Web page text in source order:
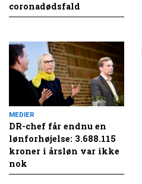
coronadødsfald
MEDIER
DR-chef får endnu en
lønforhøjelse: 3.688.115
kroner i årsløn var ikke
nok